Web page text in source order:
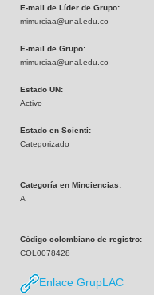
E-mail de Líder de Grupo:
mimurciaa@unal.edu.co
E-mail de Grupo:
mimurciaa@unal.edu.co
Estado UN:
Activo
Estado en Scienti:
Categorizado
Categoría en Minciencias:
A
Código colombiano de registro:
COL0078428
Enlace GrupLAC